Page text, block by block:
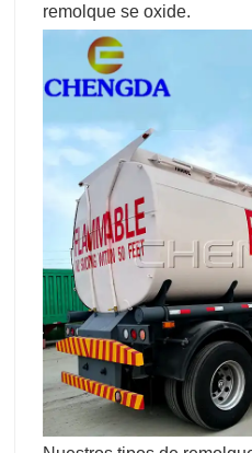
remolque se oxide.